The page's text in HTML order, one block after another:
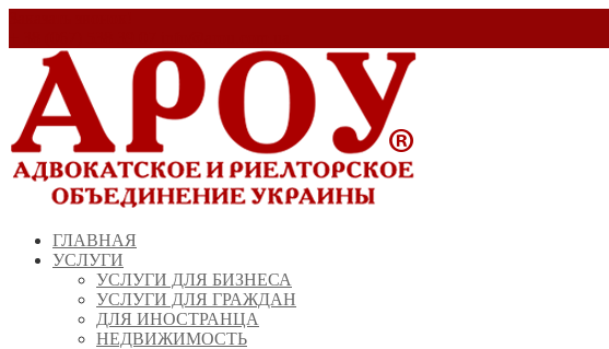
ГЛАВНАЯ
УСЛУГИ
УСЛУГИ ДЛЯ БИЗНЕСА
УСЛУГИ ДЛЯ ГРАЖДАН
ДЛЯ ИНОСТРАНЦА
НЕДВИЖИМОСТЬ